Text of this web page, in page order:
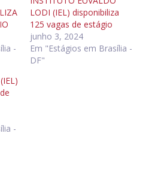
-
LODI (IEL) disponibiliza
125 vagas de estágio
junho 3, 2024
Em "Estágios em Brasília -
DF"
-